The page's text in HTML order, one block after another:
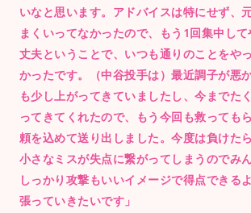
いなと思います。アドバイスは特にせず、
まくいってなかったので、もう1回集中し
丈夫ということで、いつも通りのことをや
かったです。（中谷投手は）最近調子が悪
も少し上がってきていましたし、今までた
ってきてくれたので、もう今回も救っても
頼を込めて送り出しました。今度は負けた
小さなミスが失点に繋がってしまうのでみ
しっかり攻撃もいいイメージで得点できる
張っていきたいです」